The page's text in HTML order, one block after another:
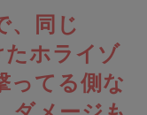
、同じ
たホライゾ
ってる側な